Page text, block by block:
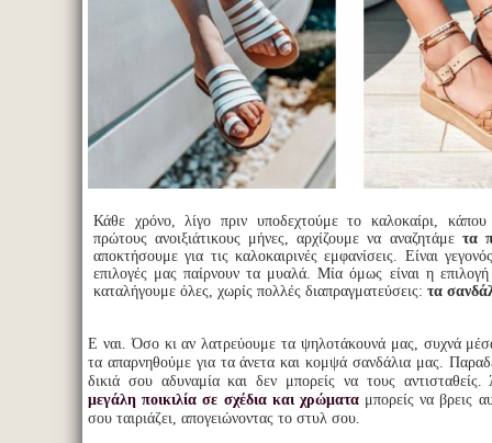
Κάθε χρόνο, λίγο πριν υποδεχτούμε το καλοκαίρι,
πρώτους ανοιξιάτικους μήνες, αρχίζουμε να αναζητάμε τα
αποκτήσουμε για τις καλοκαιρινές εμφανίσεις. Είναι
επιλογές μας παίρνουν τα μυαλά. Μία όμως είναι η
καταλήγουμε όλες, χωρίς πολλές διαπραγματεύσεις: τα
Ε ναι. Όσο κι αν λατρεύουμε τα ψηλοτάκουνά μας, συχνά
τα απαρνηθούμε για τα άνετα και κομψά σανδάλια μας.
δικιά σου αδυναμία και δεν μπορείς να τους
μεγάλη ποικιλία σε σχέδια και χρώματαμπορείς να βρεις
σου ταιριάζει, απογειώνοντας το στυλ σου.